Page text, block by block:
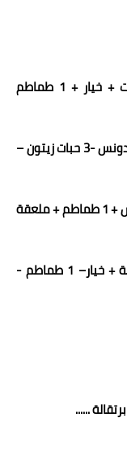
سلطة تونة (علبة تونة مصفاه من الزيت + خيار + 1 طماطم
-
3حبات زيتون –
جرام جبن قريش + 1 طماطم + ملعقة
– 1 طماطم
-
......